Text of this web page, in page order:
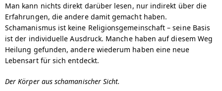
Students
Publications & Press
FoxFire in the News
Articles (English)
Man kann nichts direkt darüber lesen, nur indirekt über die
Erfahrungen, die andere damit gemacht haben.
Schamanismus ist keine Religionsgemeinschaft – seine Basis
ist der individuelle Ausdruck. Manche haben auf diesem Weg
Heilung gefunden, andere wiederum haben eine neue
Lebensart für sich entdeckt.
Der Körper aus schamanischer Sicht.